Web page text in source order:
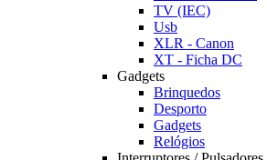
TV (IEC)
Usb
XLR - Canon
XT - Ficha DC
Gadgets
Brinquedos
Desporto
Gadgets
Relógios